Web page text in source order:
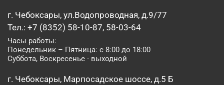
г. Чебоксары, ул.Водопроводная, д.9/77
Тел.: +7 (8352) 58-10-87, 58-03-64
Часы работы:
Понедельник – Пятница: с 8:00 до 18:00
Суббота, Воскресенье - выходной
г. Чебоксары, Марпосадское шоссе, д.5 Б